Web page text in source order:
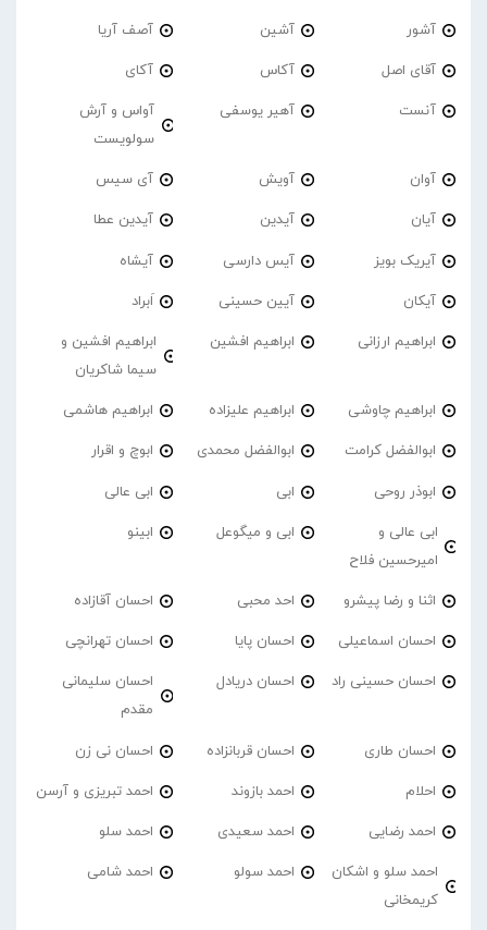
آشور آشین آصف آریا
آقای اصل آکاس آکای
آنست آهیر یوسفی
آواس و آرش
سولویست
آوان آویش آی سیس
آیان آیدین آیدین عطا
آیریک بویز آیس دارسی آیشاه
آیکان آیین حسینی اَبراد
ابراهیم ارزانی ابراهیم افشین
ابراهیم افشین و
سیما شاکریان
ابراهیم چاوشی ابراهیم علیزاده ابراهیم هاشمی
ابوالفضل کرامت ابوالفضل محمدی ابوچ و اقرار
ابوذر روحی ابی ابی عالی
ابی عالی و
امیرحسین فلاح
ابی و میگوعل ابینو
اثنا و رضا پیشرو احد محبی احسان آقازاده
احسان اسماعیلی احسان پایا احسان تهرانچی
احسان حسینی راد احسان دریادل
احسان سلیمانی
مقدم
احسان طاری احسان قربانزاده احسان نی زن
احلام احمد بازوند احمد تبریزی و آرسن
احمد‌ رضایی احمد سعیدی احمد سلو
احمد سلو و اشکان
کریمخانی
احمد سولو احمد شامی